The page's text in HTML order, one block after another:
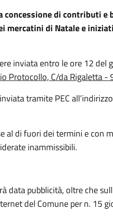
concessione di contributi
mercatini di Natale e
inviata entro le ore 12
Protocollo, C/da Rigaletta -
tramite PEC all’indirizzo
al di fuori dei termini e con
inammissibili.
data pubblicità, oltre che
del Comune per n. 15